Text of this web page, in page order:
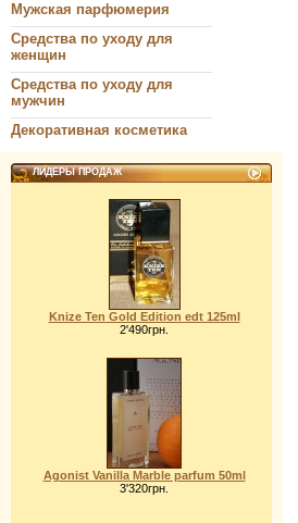
Мужская парфюмерия
Средства по уходу для
женщин
Средства по уходу для
мужчин
Декоративная косметика
ЛИДЕРЫ ПРОДАЖ
Knize Ten Gold Edition edt 125ml
2'490грн.
Agonist Vanilla Marble parfum 50ml
3'320грн.